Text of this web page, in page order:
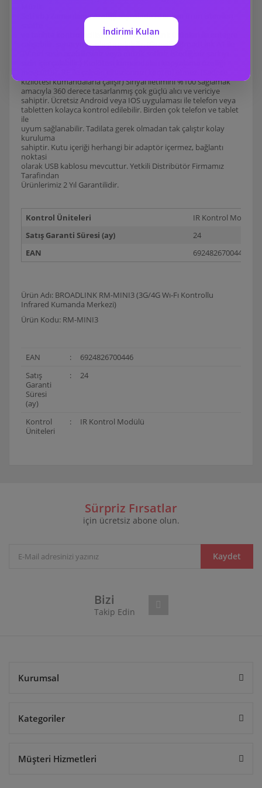
Seti vb.) Zamanlama özelliği sayesinde istenilen ürün istenilen
ve tarihte kontrol edilebilir Diğer BroadLink ürünleri ile entegre
calışabilir, senaryolar oluşturulabilir. (Örneğin BroadLink A1 ile
kızılötesi kumandalarla çalışır) Sinyal iletimini %100 sağlamak
amacıyla 360 derece tasarlanmış çok güçlü alıcı ve vericiye
sahiptir. Ücretsiz Android veya IOS uygulaması ile telefon veya
tabletten kolayca kontrol edilebilir. Birden çok telefon ve tablet
ile
uyum sağlanabilir. Tadilata gerek olmadan tak çalıştır kolay
kuruluma
sahiptir. Kutu içeriği herhangi bir adaptör içermez, bağlantı
noktasi
olarak USB kablosu mevcuttur. Yetkili Distribütör Firmamız
Tarafindan
Ürünlerimiz 2 Yıl Garantilidir.
Kontrol Üniteleri
IR Kontrol Modülü
Satış Garanti Süresi (ay)
24
EAN
6924826700446
Ürün Adı: BROADLINK RM-MINI3 (3G/4G Wı-Fı Kontrollu
Infrared Kumanda Merkezi)
Ürün Kodu: RM-MINI3
EAN :
6924826700446
Satış
Garanti
Süresi
(ay)
: 24
Kontrol
Üniteleri
: IR Kontrol Modülü
Yorum Yaz
Ürün resmi kalitesiz, bozuk veya görüntülenemiyor.
Ürün bilgilerinde hatalar bulunuyor.
Sürpriz Fırsatlar
için ücretsiz abone olun.
Kaydet
Bizi
Takip Edin
Kurumsal
Kategoriler
Müşteri Hizmetleri